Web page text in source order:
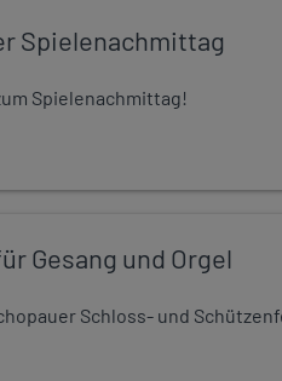
Spielenachmittag
Spielenachmittag!
Gesang und Orgel
Schloss- und